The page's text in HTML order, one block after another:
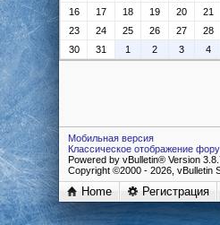
16
17 18 19 20 21
23
24 25 26 27 28
30
31 1 2 3 4
Мобильная версия
Классическое отображение
Powered by vBulletin® Version
Copyright ©2000 - 2026, vBulletin
Home Регистрация